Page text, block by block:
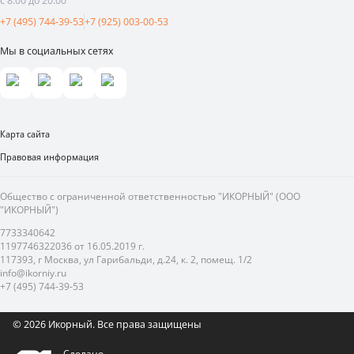
Мы в социальных сетях
+7 (495) 744-39-53+7 (925) 003-00-53
Карта сайта
Правовая информация
Общество с ограниченной ответственностью "ИКОРНЫЙ" (ООО
"ИКОРНЫЙ")
7733340642
1197746322036 от 16.05.2019 г.
117393, г Москва, ул Гарибальди, д.24, к. 2, помещ. 1/2
info@ikorniy.ru
+7 (495) 744-39-53
© 2026 Икорный. Все права защищены